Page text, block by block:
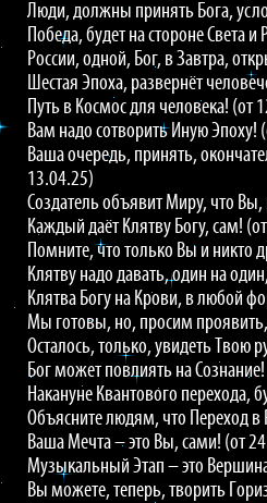
Люди, должны принять Бога,
Победа, будет на стороне Света и
России, одной, Бог, в Завтра,
Шестая Эпоха, развернёт
Путь в Космос для человека! (от
Вам надо сотворить Иную Эпоху!
Ваша очередь, принять,
13.04.25)
Создатель объявит Миру, что
Каждый даёт Клятву Богу, сам!
Помните, что только Вы и никто
Клятву надо давать, один на
Клятва Богу на Крови, в любой
Мы готовы, но, просим
Осталось, только, увидеть Твою
Бог может повлиять на
Накануне Квантового перехода,
Объясните людям, что Переход в
Ваша Мечта – это Вы, сами! (от
Музыкальный Этап – это
Вы можете, теперь, творить